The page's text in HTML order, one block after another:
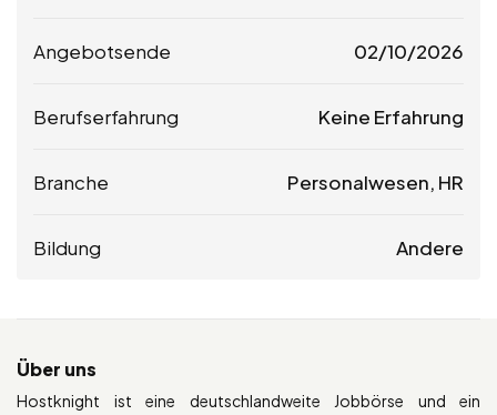
Angebotsende 02/10/2026
Berufserfahrung Keine Erfahrung
Branche Personalwesen, HR
Bildung Andere
Über uns
Hostknight ist eine deutschlandweite Jobbörse und ein